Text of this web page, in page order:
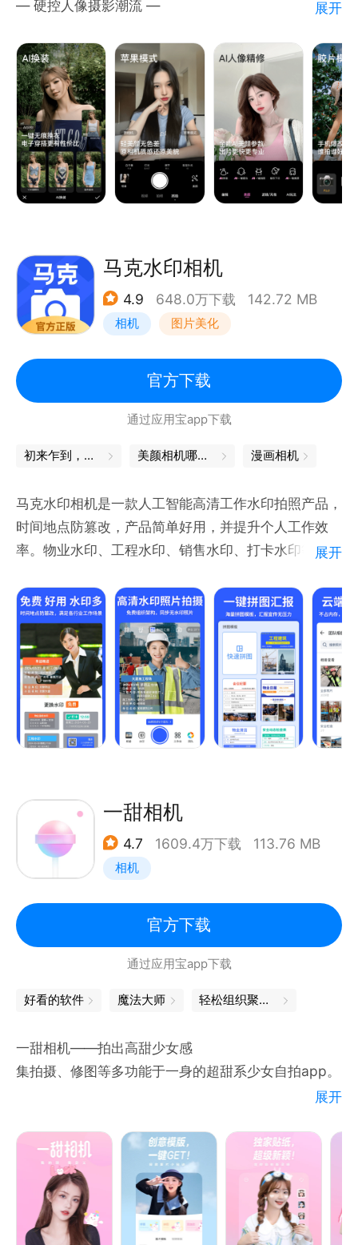
添加品牌图、联系方式、全屏防盗水印
还有执勤水印、亓道经纬度水印、农历水印、宝宝出生
天数记录水印等。
【强大的团队功能】
＊拍照、拍视频，自动同步到团队
自动生成考勤报表，提高团队管理效率
队相册
＊照片搜索
＊照片同步机器人
团队拍照，可自动同步钉钉群、企业微信群。
＊电脑端管理后台
储；
自动生成拍照路线，在地图上查看拍照地点和路线。
微信群、QQ群、朋友圈、微博一键分享，方便快捷，
工作生活两不误。
＊自拍美颜，高清滤镜
自拍，拍美食，拍萌娃，拍风景，随手拍都是大片。
问题反馈：feedback@huihaiyinhe.com
商务合作：bd@huihaiyinhe.com
版权声明：
今日水印相机APP为北京小嘿科技有限责任公司及其关
联方自主开发的应用程序，受《中华人民共和国著作权
法》、《中华人民共和国商标法》、《中华人民共和国
专利法》、《计算机软件保护条例》、《中华人民共和
国反不正当竞争法》等相关法律法规保护。任何企业或
有著作权、商标权、专利权的相关内容，包括但不限于
实施复制、抄袭、修改今日水印相机APP特有的水印模
— 硬控人像摄影潮流 —
貌！白天晚上都出片！
【微单模式】手机爆改微单，支持景深虚化，普通人也
能拍高质量大片！
【Pocket模式】横屏拍摄更专业，vlog、live拍摄更好
看。清透人像效果，随手拍出电影感！
【更多模式】原生模式、CCD模式等，满足不同场景
的拍照需求！
【AI换装】一键无痕换装，电子穿搭更有性价比！多款
服装以及自定义效果，你的电子衣橱无限大！
【AI人像精修】一键减肥、去双下巴、AI消除、AI一键
美颜等，一键出片！
分身等，实现写真自由！
— 更懂年轻人的自拍流行 —
【医美级美颜参数】水光肌、除皱、3D隆鼻、去颈
【新潮流滤镜】AR贴纸、质感妆容、潮流滤镜等，想
怎么拍就怎么拍！
【IP跨次元】迪士尼、三丽鸥等海量IP，邀你一起跨次
元合拍！
— 手机秒变视频Vlog神器 —
【高清专业】4K拍摄、视频精修、提词器等功能，轻
松拥有清晰质感画面。
【美颜相机
展开
马克水印相机
4.9 648.0万下载 142.72 MB
相机 图片美化
官方下载
通过应用宝app下载
初来乍到，一定不能错过的小技巧 美颜相机哪个好用 漫画相机
马克水印相机是一款人工智能高清工作水印拍照产品，
时间地点防篡改，产品简单好用，并提升个人工作效
率。物业水印、工程水印、销售水印、打卡水印等水印
马克水印相机有哪些核心功能？
【时间地点准确 智能校准防篡改】
【智能AI水印 简化工作琐事】
【云端存储分类自动化】
【掌上一键制作各种日志、汇报】
【在线高效管理团队 为企业降本增效】
马克水印相机适用哪些场景呢？
【工作水印相机 适用于各个行业】
物业：工作拍照留痕，工单系统用于问题跟进，一键挪
方便等等
工程：专业工程水印包含多种场景，人工智能计数，钢
筋钢管木头等一拍出数，一秒制作监理日志、施工汇
报。
日拍照路线，高清图片自动分类，可随意查找照片。
兼职：电子围栏圈定工作范围，出圈预警。
联系客服还可以制作企业品牌水印~
客服微信：Markikefu
展开
一甜相机
4.7 1609.4万下载 113.76 MB
相机
官方下载
通过应用宝app下载
好看的软件 魔法大师 轻松组织聚会，你就是C位
一甜相机——拍出高甜少女感
集拍摄、修图等多功能于一身的超甜系少女自拍app。
百变风格质感滤镜，氧气妆容轻量美颜，可盐可甜你定
义。
【独家贴纸随心拍】
超海量独家贴纸，萌趣表情动态拍，鬼马自拍的小秘
展开